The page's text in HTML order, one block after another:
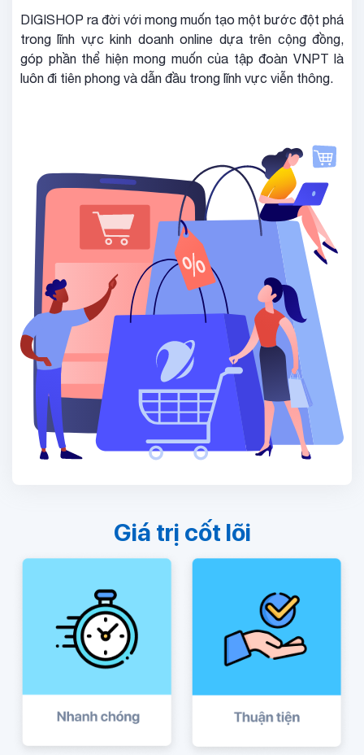
DIGISHOP ra đời với mong muốn tạo một bước đột phá
trong lĩnh vực kinh doanh online dựa trên cộng đồng,
góp phần thể hiện mong muốn của tập đoàn VNPT là
luôn đi tiên phong và dẫn đầu trong lĩnh vực viễn thông.
Giá trị cốt lõi